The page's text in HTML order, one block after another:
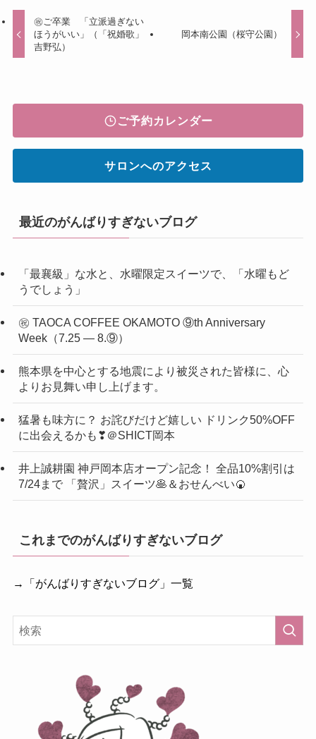
㊗ご卒業 「立派過ぎない
ほうがいい」（「祝婚歌」
吉野弘）
岡本南公園（桜守公園）
ご予約カレンダー
サロンへのアクセス
最近のがんばりすぎないブログ
「最襄級」な水と、水曜限定スイーツで、「水曜もど
うでしょう」
㊗ TAOCA COFFEE OKAMOTO ⑨th Anniversary
Week（7.25 ― 8.⑨）
熊本県を中心とする地震により被災された皆様に、心
よりお見舞い申し上げます。
猛暑も味方に？ お詫びだけど嬉しい ドリンク50%OFF
に出会えるかも❣＠SHICT岡本
井上誠耕園 神戸岡本店オープン記念！ 全品10%割引は
7/24まで 「贅沢」スイーツ🥞＆おせんべい🍘
これまでのがんばりすぎないブログ
→「がんばりすぎないブログ」一覧